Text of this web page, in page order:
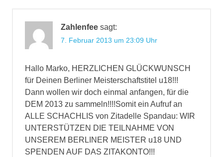
Zahlenfee sagt:
7. Februar 2013 um 23:09 Uhr
Hallo Marko, HERZLICHEN GLÜCKWUNSCH
für Deinen Berliner Meisterschaftstitel u18!!!
Dann wollen wir doch einmal anfangen, für die
DEM 2013 zu sammeln!!!!Somit ein Aufruf an
ALLE SCHACHLIS von Zitadelle Spandau: WIR
UNTERSTÜTZEN DIE TEILNAHME VON
UNSEREM BERLINER MEISTER u18 UND
SPENDEN AUF DAS ZITAKONTO!!!